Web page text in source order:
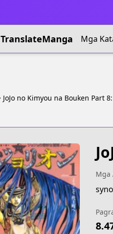
TranslateManga Mga
JoJo no Kimyou na Bouken Part 8:
Mga